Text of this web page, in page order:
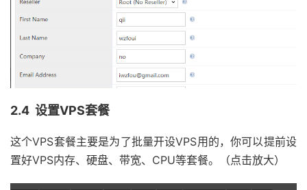
2.4 设置VPS套餐
这个VPS套餐主要是为了批量开设VPS用的，你可以提前设
置好VPS内存、硬盘、带宽、CPU等套餐。（点击放大）